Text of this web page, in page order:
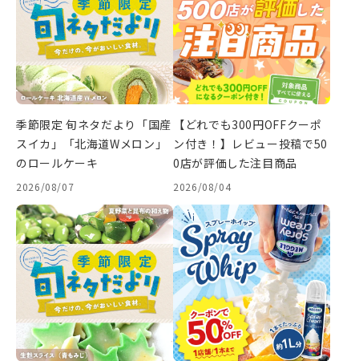
季節限定 旬ネタだより「国産
スイカ」「北海道Wメロン」
のロールケーキ
2026/08/07
【どれでも300円OFFクーポ
ン付き！】レビュー投稿で50
0店が評価した注目商品
2026/08/04